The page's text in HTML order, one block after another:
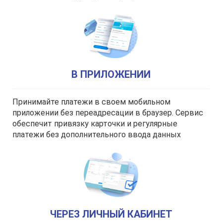
В ПРИЛОЖЕНИИ
Принимайте платежи в своем мобильном
приложении без переадресации в браузер. Сервис
обеспечит привязку карточки и регулярные
платежи без дополнительного ввода данных
ЧЕРЕЗ ЛИЧНЫЙ КАБИНЕТ